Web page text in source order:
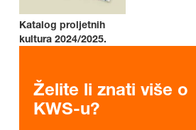
Katalog proljetnih
kultura 2024/2025.
Želite li znati više o
KWS-u?